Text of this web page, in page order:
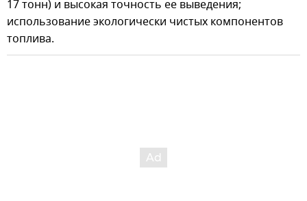
17 тонн) и высокая точность ее выведения;
использование экологически чистых компонентов
топлива.